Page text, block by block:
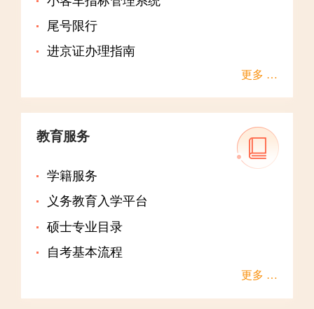
尾号限行
进京证办理指南
更多 …
教育服务
学籍服务
义务教育入学平台
硕士专业目录
自考基本流程
更多 …